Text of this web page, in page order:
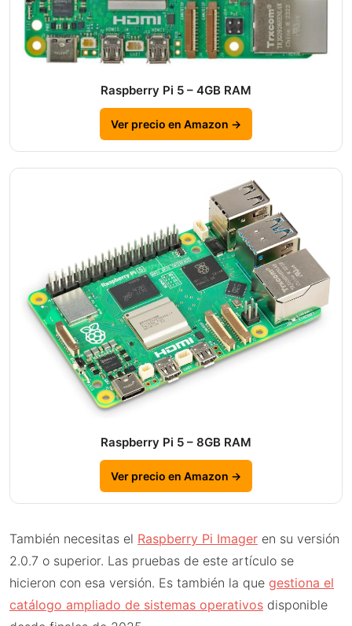
Raspberry Pi 5 – 4GB RAM
Ver precio en Amazon →
Raspberry Pi 5 – 8GB RAM
Ver precio en Amazon →
También necesitas el Raspberry Pi Imager en su versión
2.0.7 o superior. Las pruebas de este artículo se
hicieron con esa versión. Es también la que gestiona el
catálogo ampliado de sistemas operativos disponible